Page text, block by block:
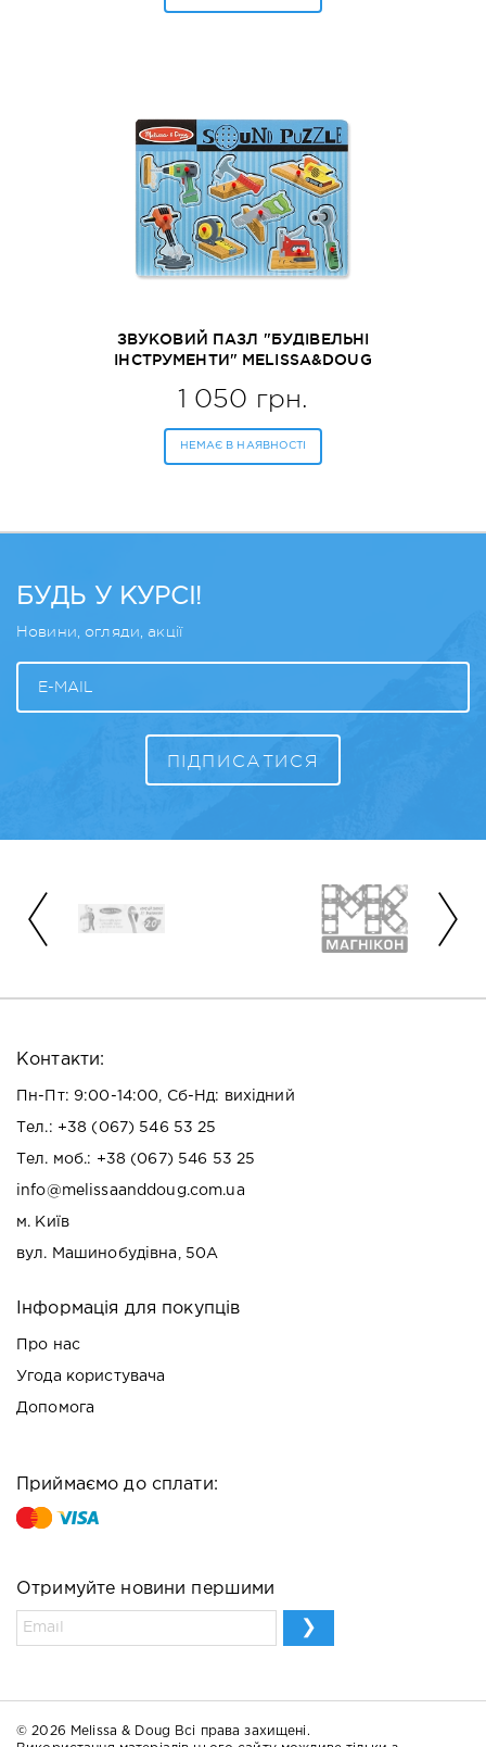
ЗВУКОВИЙ ПАЗЛ "БУДІВЕЛЬНІ
ІНСТРУМЕНТИ" MELISSA&DOUG
1 050 грн.
НЕМАЄ В НАЯВНОСТІ
БУДЬ У КУРСІ!
Новини, огляди, акції
Контакти:
Пн-Пт: 9:00-14:00, Сб-Нд: вихідний
Тел.: +38 (067) 546 53 25
Тел. моб.: +38 (067) 546 53 25
info@melissaanddoug.com.ua
м. Київ
вул. Машинобудівна, 50А
Інформація для покупців
Про нас
Угода користувача
Допомога
Приймаємо до сплати:
Отримуйте новини першими
© 2026 Melissa & Doug Всі права захищені.